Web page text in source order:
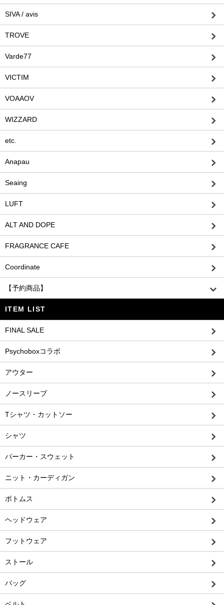
SIVA / avis
TROVE
Varde77
VICTIM
VOAAOV
WIZZARD
etc.
Anapau
Seaing
LUFT
ALT AND DOPE
FRAGRANCE CAFE
Coordinate
【予約商品】
ITEM LIST
FINAL SALE
Psychoboxコラボ
アウター
ノースリーブ
Tシャツ・カットソー
シャツ
パーカー・スウェット
ニット・カーディガン
ボトムス
ヘッドウェア
フットウェア
ストール
バッグ